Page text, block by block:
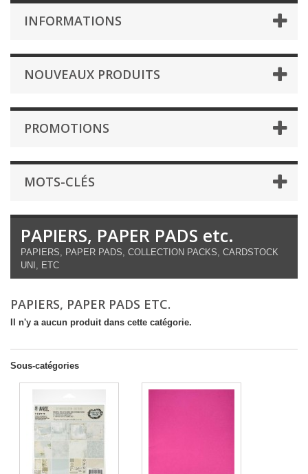
INFORMATIONS
NOUVEAUX PRODUITS
PROMOTIONS
MOTS-CLÉS
PAPIERS, PAPER PADS etc.
PAPIERS, PAPER PADS, COLLECTION PACKS, CARDSTOCK
UNI, ETC
PAPIERS, PAPER PADS ETC.
Il n'y a aucun produit dans cette catégorie.
Sous-catégories